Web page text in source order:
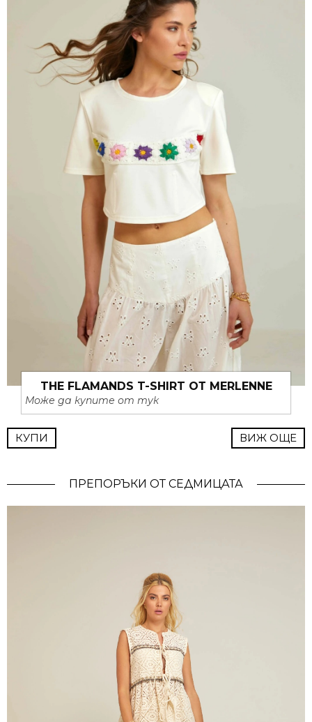
THE FLAMANDS T-SHIRT ОТ MERLENNE
Може да купите от тук
КУПИ ВИЖ ОЩЕ
ПРЕПОРЪКИ ОТ СЕДМИЦАТА